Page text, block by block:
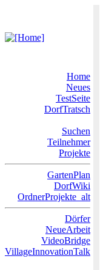
Home
Neues
TestSeite
DorfTratsch
Suchen
Teilnehmer
Projekte
GartenPlan
DorfWiki
OrdnerProjekte_alt
Dörfer
NeueArbeit
VideoBridge
VillageInnovationTalk